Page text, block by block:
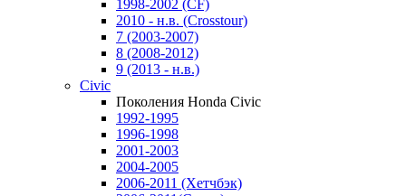
1998-2002 (CF)
2010 - н.в. (Crosstour)
7 (2003-2007)
8 (2008-2012)
9 (2013 - н.в.)
Civic
Поколения Honda Civic
1992-1995
1996-1998
2001-2003
2004-2005
2006-2011 (Хетчбэк)